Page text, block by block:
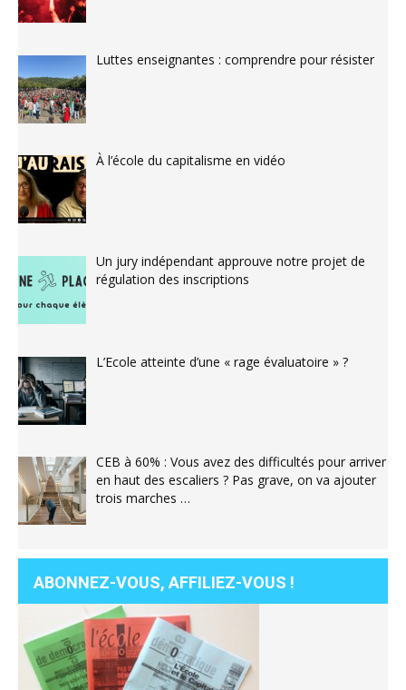
Luttes enseignantes : comprendre pour résister
À l’école du capitalisme en vidéo
Un jury indépendant approuve notre projet de
régulation des inscriptions
L’Ecole atteinte d’une « rage évaluatoire » ?
CEB à 60% : Vous avez des difficultés pour arriver
en haut des escaliers ? Pas grave, on va ajouter
trois marches …
ABONNEZ-VOUS, AFFILIEZ-VOUS !